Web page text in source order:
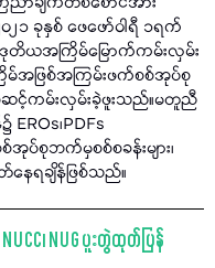
ခုနှစ် ဖေဖော်ဝါရီ ၁ရက်
တိယအကြိမ်မြောက်ကမ်းလှမ်း
မ်အဖြစ်အကြမ်းဖက်စစ်အုပ်စု
ဆင့်ကမ်းလှမ်းခဲ့ဖူးသည်။မတူညီ
၊PDFs
အုပ်စုဘက်မှစစ်စခန်းများ၊
နေရချိန်ဖြစ်သည်။
၊ NUG ပူးတွဲထုတ်ပြန်